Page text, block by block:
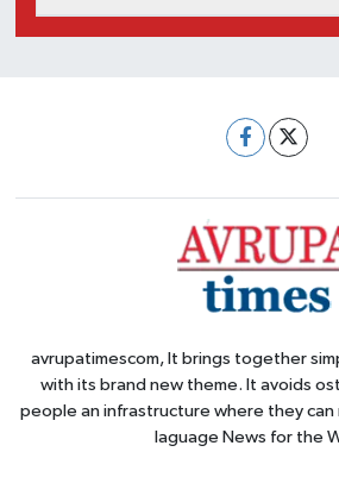
avrupatimescom, It brings together
with its brand new theme. It avoids
people an infrastructure where they can
laguage News for the